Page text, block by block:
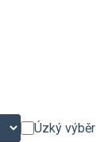
Úzký výběr